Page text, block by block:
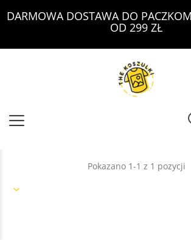
DARMOWA DOSTAWA DO
OD 299 ZŁ
Pokazano 1-1 z 1 pozycji